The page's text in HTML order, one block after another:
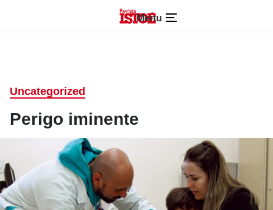
Menu
Uncategorized
Perigo iminente